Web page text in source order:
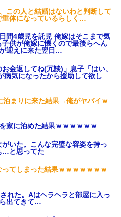
この人と結婚はないわと判断して
重体になっているらしく…
間4歳児を託児 俺嫁はそこまで気
供が俺嫁に懐くので最後らへん
迎えに来た翌日…
金返してね(冗談)」息子「はい、
気になったから援助して欲し
泊まりに来た結果→俺がヤバイｗ
家に泊めた結果ｗｗｗｗｗｗ
いた。こんな完璧な容姿を持っ
…と思ってた
ってしまった結果ｗｗｗｗｗｗｗ
れた。Aはヘラヘラと部屋に入っ
出てきて…